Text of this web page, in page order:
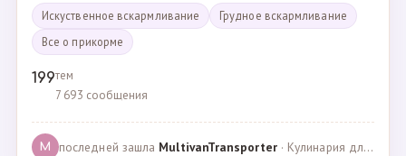
Искуственное вскармливание
Грудное вскармливание
Все о прикорме
199тем
7 693 сообщения
M последней зашла MultivanTransporter· Кулинария для более старших · 24.10.2024